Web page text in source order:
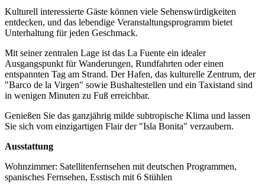
Kulturell interessierte Gäste können viele Sehenswürdigkeiten
entdecken, und das lebendige Veranstaltungsprogramm bietet
Unterhaltung für jeden Geschmack.
Mit seiner zentralen Lage ist das La Fuente ein idealer
Ausgangspunkt für Wanderungen, Rundfahrten oder einen
entspannten Tag am Strand. Der Hafen, das kulturelle Zentrum, der
"Barco de la Virgen" sowie Bushaltestellen und ein Taxistand sind
in wenigen Minuten zu Fuß erreichbar.
Genießen Sie das ganzjährig milde subtropische Klima und lassen
Sie sich vom einzigartigen Flair der "Isla Bonita" verzaubern.
Ausstattung
Wohnzimmer: Satellitenfernsehen mit deutschen Programmen,
spanisches Fernsehen, Esstisch mit 6 Stühlen